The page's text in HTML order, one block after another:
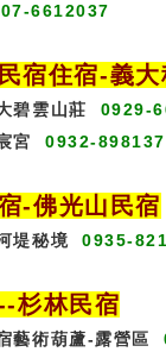
07-6612037
宿住宿-義大
碧雲山莊
0929-
宮
0932-898137
-佛光山民宿
堤秘境 0935-
-杉林民宿
藝術葫蘆-露營區